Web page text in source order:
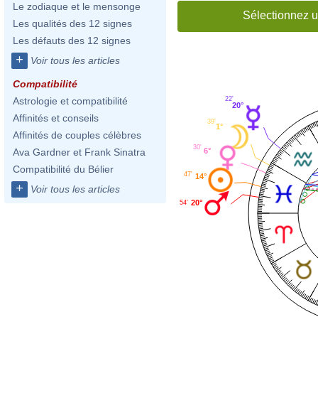
Le zodiaque et le mensonge
Les qualités des 12 signes
Les défauts des 12 signes
+ Voir tous les articles
Compatibilité
Astrologie et compatibilité
Affinités et conseils
Affinités de couples célèbres
Ava Gardner et Frank Sinatra
Compatibilité du Bélier
+ Voir tous les articles
Sélectionnez
20°
22'
1°
39'
6°
30'
14°
47'
20°
54'